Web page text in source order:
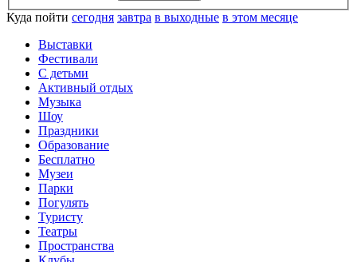
Куда пойти сегодня завтра в выходные в этом месяце
Выставки
Фестивали
С детьми
Активный отдых
Музыка
Шоу
Праздники
Образование
Бесплатно
Музеи
Парки
Погулять
Туристу
Театры
Пространства